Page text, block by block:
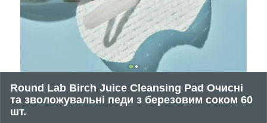
Round Lab Birch Juice Cleansing Pad Очисні
та зволожувальні педи з березовим соком 60
шт.